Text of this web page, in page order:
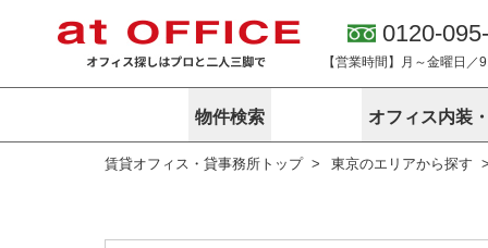
0120-
【営業時間】月～金曜日／
物件検索
東京
路線から探す
神奈川
路線から探す
オフィス内装
サービス内容
アットオフ
企業情報
賃貸オフィス・貸事務所トップ 東京のエリアから探す